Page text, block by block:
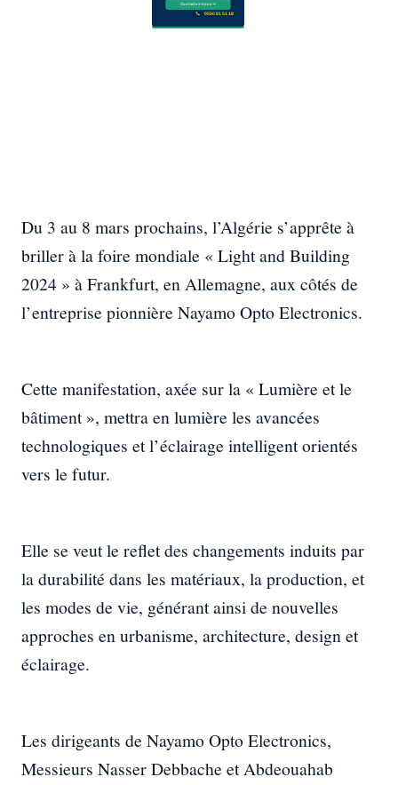
Du 3 au 8 mars prochains, l’Algérie s’apprête à
briller à la foire mondiale « Light and Building
2024 » à Frankfurt, en Allemagne, aux côtés de
l’entreprise pionnière Nayamo Opto Electronics.
Cette manifestation, axée sur la « Lumière et le
bâtiment », mettra en lumière les avancées
technologiques et l’éclairage intelligent orientés
vers le futur.
Elle se veut le reflet des changements induits par
la durabilité dans les matériaux, la production, et
les modes de vie, générant ainsi de nouvelles
approches en urbanisme, architecture, design et
éclairage.
Les dirigeants de Nayamo Opto Electronics,
Messieurs Nasser Debbache et Abdeouahab